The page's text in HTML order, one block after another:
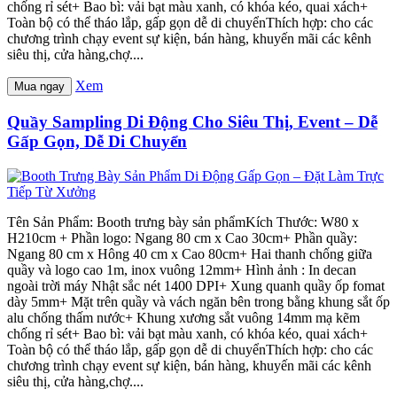
chống rỉ sét+ Bao bì: vải bạt màu xanh, có khóa kéo, quai xách+
Toàn bộ có thể tháo lắp, gấp gọn dễ di chuyểnThích hợp: cho các
chương trình chạy event sự kiện, bán hàng, khuyến mãi các kênh
siêu thị, cửa hàng,chợ....
Mua ngay Xem
Quầy Sampling Di Động Cho Siêu Thị, Event – Dễ
Gấp Gọn, Dễ Di Chuyển
Tên Sản Phẩm: Booth trưng bày sản phẩmKích Thước: W80 x
H210cm + Phần logo: Ngang 80 cm x Cao 30cm+ Phần quầy:
Ngang 80 cm x Hông 40 cm x Cao 80cm+ Hai thanh chống giữa
quầy và logo cao 1m, inox vuông 12mm+ Hình ảnh : In decan
ngoài trời máy Nhật sắc nét 1400 DPI+ Xung quanh quầy ốp fomat
dày 5mm+ Mặt trên quầy và vách ngăn bên trong bằng khung sắt ốp
alu chống thấm nước+ Khung xương sắt vuông 14mm mạ kẽm
chống rỉ sét+ Bao bì: vải bạt màu xanh, có khóa kéo, quai xách+
Toàn bộ có thể tháo lắp, gấp gọn dễ di chuyểnThích hợp: cho các
chương trình chạy event sự kiện, bán hàng, khuyến mãi các kênh
siêu thị, cửa hàng,chợ....